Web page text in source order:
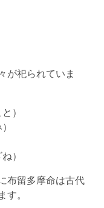
が祀られていま
）
）
布留多摩命は古代
。